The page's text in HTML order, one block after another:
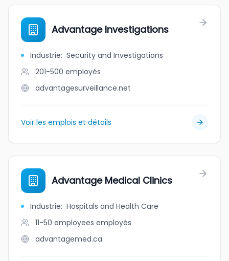
Advantage Investigations
Industrie: Security and Investigations
201-500 employés
advantagesurveillance.net
Voir les emplois et détails
Advantage Medical Clinics
Industrie: Hospitals and Health Care
11-50 employees employés
advantagemed.ca